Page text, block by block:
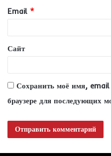
и
й
*
Email *
Сайт
Сохранить моё имя, email
браузере для последующих